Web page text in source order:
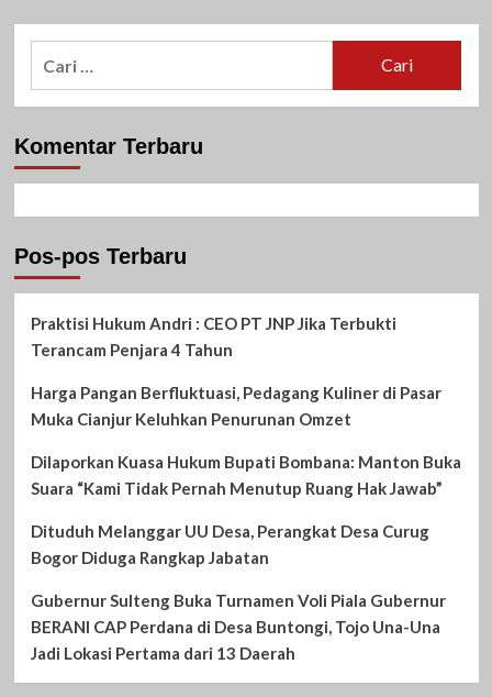
Komentar Terbaru
Pos-pos Terbaru
Praktisi Hukum Andri : CEO PT JNP Jika Terbukti
Terancam Penjara 4 Tahun
Harga Pangan Berfluktuasi, Pedagang Kuliner di Pasar
Muka Cianjur Keluhkan Penurunan Omzet
Dilaporkan Kuasa Hukum Bupati Bombana: Manton Buka
Suara “Kami Tidak Pernah Menutup Ruang Hak Jawab”
Dituduh Melanggar UU Desa, Perangkat Desa Curug
Bogor Diduga Rangkap Jabatan
Gubernur Sulteng Buka Turnamen Voli Piala Gubernur
BERANI CAP Perdana di Desa Buntongi, Tojo Una-Una
Jadi Lokasi Pertama dari 13 Daerah